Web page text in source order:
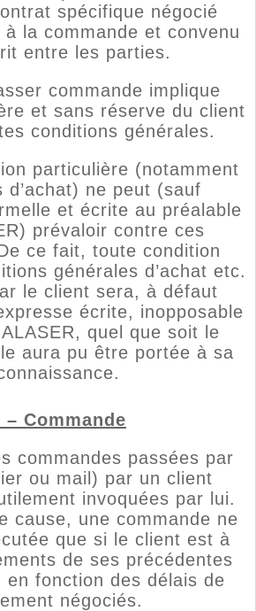
spécifique négocié
la commande et convenu
entre les parties.
commande implique
et sans réserve du client
conditions générales.
particulière (notamment
d’achat) ne peut (sauf
et écrite au préalable
prévaloir contre ces
ce fait, toute condition
générales d’achat etc.
le client sera, à défaut
écrite, inopposable
quel que soit le
aura pu être portée à sa
– Commande
commandes passées par
ou mail) par un client
invoquées par lui.
cause, une commande ne
que si le client est à
de ses précédentes
en fonction des délais de
négociés.